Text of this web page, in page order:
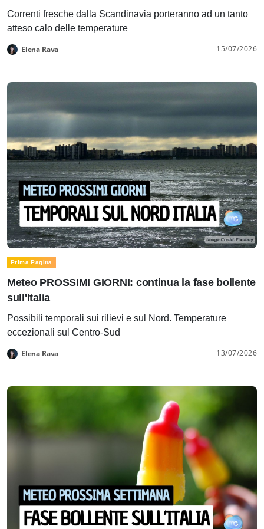
Correnti fresche dalla Scandinavia porteranno ad un tanto
atteso calo delle temperature
Elena Rava 15/07/2026
Prima Pagina
Meteo PROSSIMI GIORNI: continua la fase bollente
sull'Italia
Possibili temporali sui rilievi e sul Nord. Temperature
eccezionali sul Centro-Sud
Elena Rava 13/07/2026